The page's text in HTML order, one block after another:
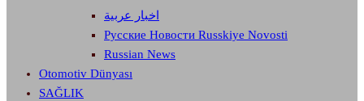
اخبار عربية
Русские Новости Russkiye Novosti
Russian News
Otomotiv Dünyası
SAĞLIK